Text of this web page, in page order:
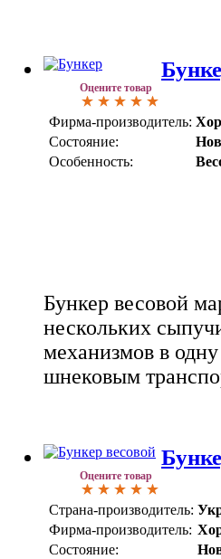
Оцените товар
Фирма-производитель:
Состояние:
Особенность:
Бункер весовой
нескольких
механизмов в
шнековым
Оцените товар
Страна-производитель:
Фирма-производитель:
Состояние: